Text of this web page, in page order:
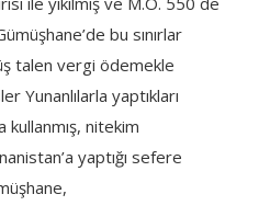
bu sınırlar
talen vergi ödemekle
Yunanlılarla yaptıkları
kullanmış, nitekim
yaptığı sefere